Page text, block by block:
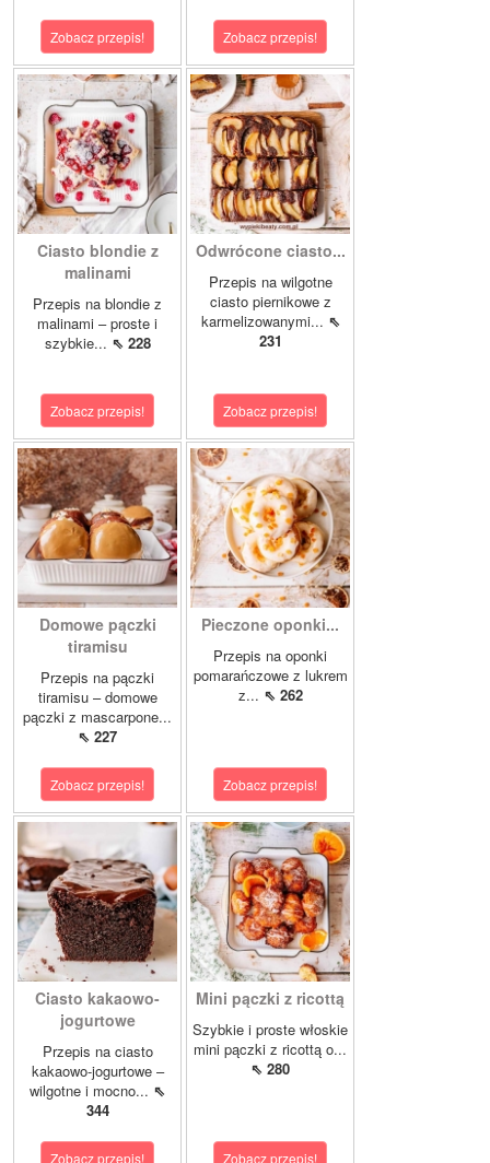
Zobacz przepis! Zobacz przepis!
Ciasto blondie z
malinami
Przepis na blondie z
malinami – proste i
szybkie... ⇖ 228
Zobacz przepis!
Odwrócone ciasto...
Przepis na wilgotne
ciasto piernikowe z
karmelizowanymi... ⇖
231
Zobacz przepis!
Domowe pączki
tiramisu
Przepis na pączki
tiramisu – domowe
pączki z mascarpone...
⇖ 227
Zobacz przepis!
Pieczone oponki...
Przepis na oponki
pomarańczowe z lukrem
z... ⇖ 262
Zobacz przepis!
Ciasto kakaowo-
jogurtowe
Przepis na ciasto
kakaowo-jogurtowe –
wilgotne i mocno... ⇖
344
Zobacz przepis!
Mini pączki z ricottą
Szybkie i proste włoskie
mini pączki z ricottą o...
⇖ 280
Zobacz przepis!